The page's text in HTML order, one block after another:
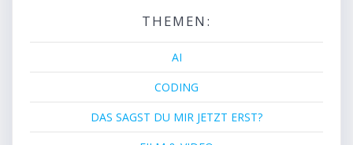
THEMEN:
AI
CODING
DAS SAGST DU MIR JETZT ERST?